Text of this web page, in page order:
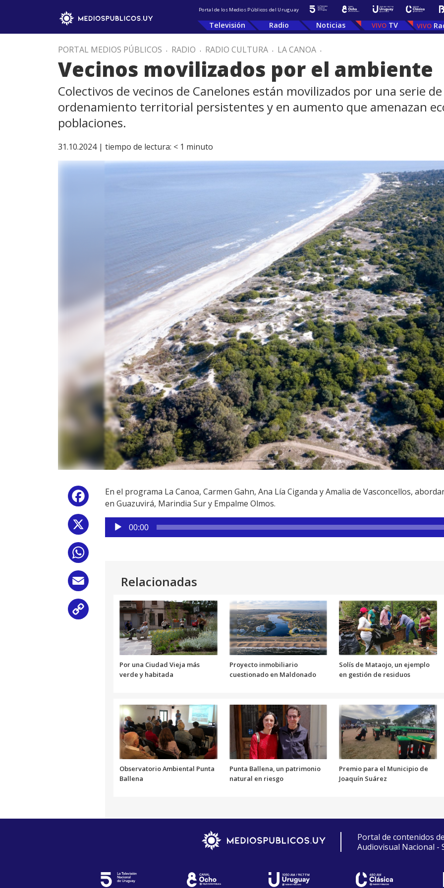
Portal de los Medios Públicos del Uruguay
Televisión Radio Noticias TV
PORTAL MEDIOS PÚBLICOS . RADIO . RADIO CULTURA . LA CANOA .
Vecinos movilizados por el ambiente
Colectivos de vecinos de Canelones están movilizados por una serie
ordenamiento territorial persistentes y en aumento que amenazan
poblaciones.
31.10.2024 | tiempo de lectura: < 1 minuto
Facebook
En el programa La Canoa, Carmen Gahn, Ana Lía Ciganda y Amalia de Vasconcellos,
en Guazuvirá, Marindia Sur y Empalme Olmos.
Reproductor
de
00:00
Relacionadas
Por una Ciudad Vieja más
verde y habitada
Proyecto inmobiliario
cuestionado en Maldonado
Solís de Mataojo, un ejemplo
en gestión de residuos
Observatorio Ambiental Punta
Ballena
Punta Ballena, un patrimonio
natural en riesgo
Premio para el Municipio de
Joaquín Suárez
Portal de contenidos
Audiovisual Nacional -